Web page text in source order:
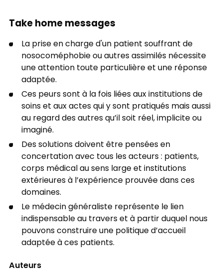
Take home messages
La prise en charge d'un patient souffrant de
nosocoméphobie ou autres assimilés nécessite
une attention toute particulière et une réponse
adaptée.
Ces peurs sont à la fois liées aux institutions de
soins et aux actes qui y sont pratiqués mais aussi
au regard des autres qu’il soit réel, implicite ou
imaginé.
Des solutions doivent être pensées en
concertation avec tous les acteurs : patients,
corps médical au sens large et institutions
extérieures à l’expérience prouvée dans ces
domaines.
Le médecin généraliste représente le lien
indispensable au travers et à partir duquel nous
pouvons construire une politique d’accueil
adaptée à ces patients.
Auteurs